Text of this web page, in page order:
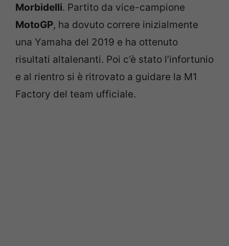
Morbidelli. Partito da vice-campione
MotoGP, ha dovuto correre inizialmente
una Yamaha del 2019 e ha ottenuto
risultati altalenanti. Poi c’è stato l’infortunio
e al rientro si è ritrovato a guidare la M1
Factory del team ufficiale.